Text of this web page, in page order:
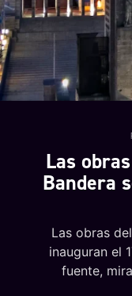
Las
Bandera
Las obras
inauguran el
fuente,